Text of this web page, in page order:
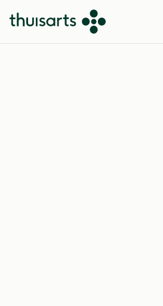
Overslaan en naar de inhoud gaan